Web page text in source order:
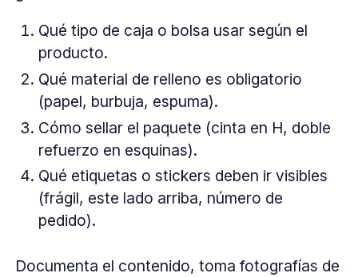
Qué tipo de caja o bolsa usar según el
producto.
Qué material de relleno es obligatorio
(papel, burbuja, espuma).
Cómo sellar el paquete (cinta en H, doble
refuerzo en esquinas).
Qué etiquetas o stickers deben ir visibles
(frágil, este lado arriba, número de
pedido).
Documenta el contenido, toma fotografías de